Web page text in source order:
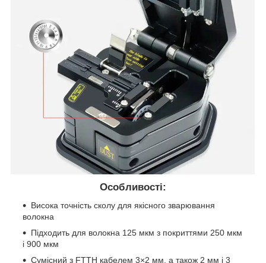
Особливості:
Висока точність сколу для якісного зварювання
волокна
Підходить для волокна 125 мкм з покриттями 250 мкм
і 900 мкм
Сумісний з FTTH кабелем 3×2 мм, а також 2 мм і 3